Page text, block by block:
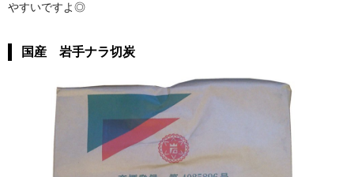
やすいですよ◎
国産 岩手ナラ切炭